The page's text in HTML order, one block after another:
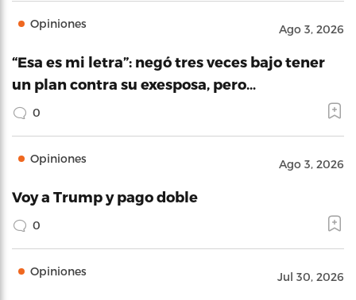
Opiniones Ago 3, 2026
“Esa es mi letra”: negó tres veces bajo tener
un plan contra su exesposa, pero…
0
Opiniones Ago 3, 2026
Voy a Trump y pago doble
0
Opiniones Jul 30, 2026